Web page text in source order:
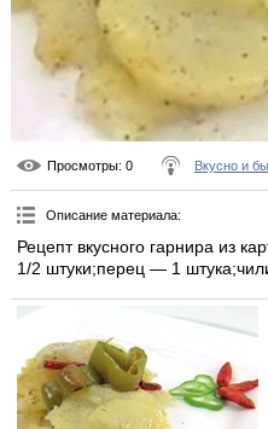
Просмотры: 0 Вкусно и
Описание материала:
Рецепт вкусного гарнира из
1/2 штуки;перец — 1